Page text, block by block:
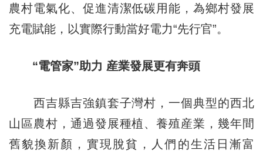
農村電氣化、促進清潔低碳用能，為鄉村發展
充電賦能，以實際行動當好電力“先行官”。
“電管家”助力 産業發展更有奔頭
西吉縣吉強鎮套子灣村，一個典型的西北
山區農村，通過發展種植、養殖産業，幾年間
舊貌換新顏，實現脫貧，人們的生活日漸富